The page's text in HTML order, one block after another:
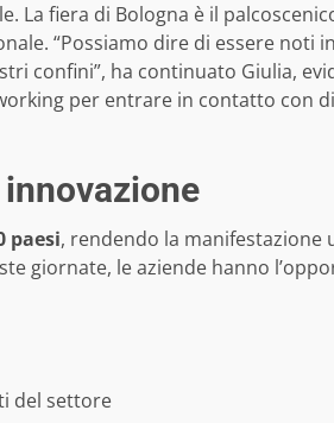
La fiera di Bologna è il
“Possiamo dire di essere noti
confini”, ha continuato Giulia,
per entrare in contatto con
paesi, rendendo la manifestazione
giornate, le aziende hanno
del settore